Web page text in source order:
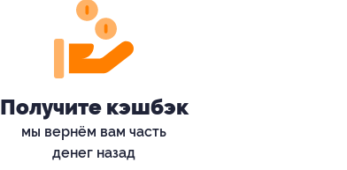
Получите кэшбэк
мы вернём вам часть
денег назад